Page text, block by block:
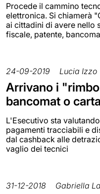
Procede il cammino
elettronica. Si chiamerà
ai cittadini di avere nello
fiscale, patente,
24-09-2019 Lucia Izzo
Arrivano i
bancomat o
L'Esecutivo sta
pagamenti tracciabili e
dal cashback alle
vaglio dei tecnici
31-12-2018 Gabriella